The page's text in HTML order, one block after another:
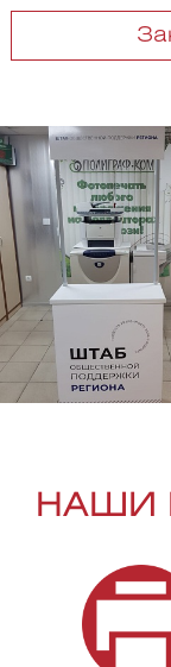
НАШИ